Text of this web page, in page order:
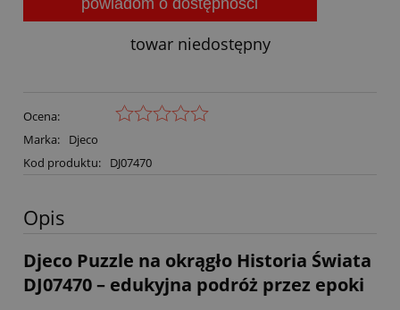
towar niedostępny
Ocena:
Marka:
Djeco
Kod produktu:
DJ07470
Opis
Djeco Puzzle na okrągło Historia Świata
DJ07470 – edukyjna podróż przez epoki